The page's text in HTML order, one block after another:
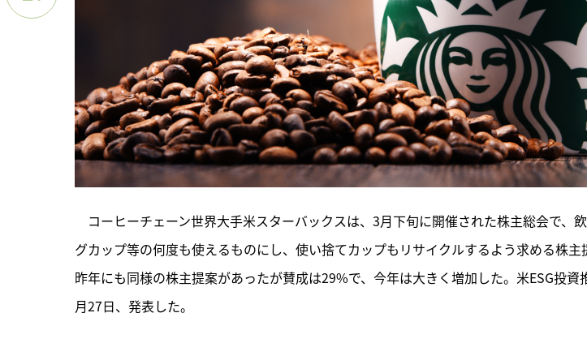
コーヒーチェーン世界大手米スターバックスは、3月下旬に開催された株主総会で、
グカップ等の何度も使えるものにし、使い捨てカップもリサイクルするよう求める株主
昨年にも同様の株主提案があったが賛成は29%で、今年は大きく増加した。米ESG投資
月27日、発表した。